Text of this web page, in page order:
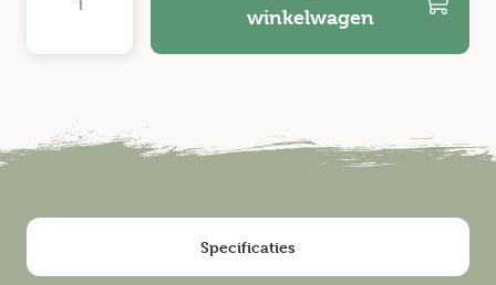
winkelwagen
Specificaties